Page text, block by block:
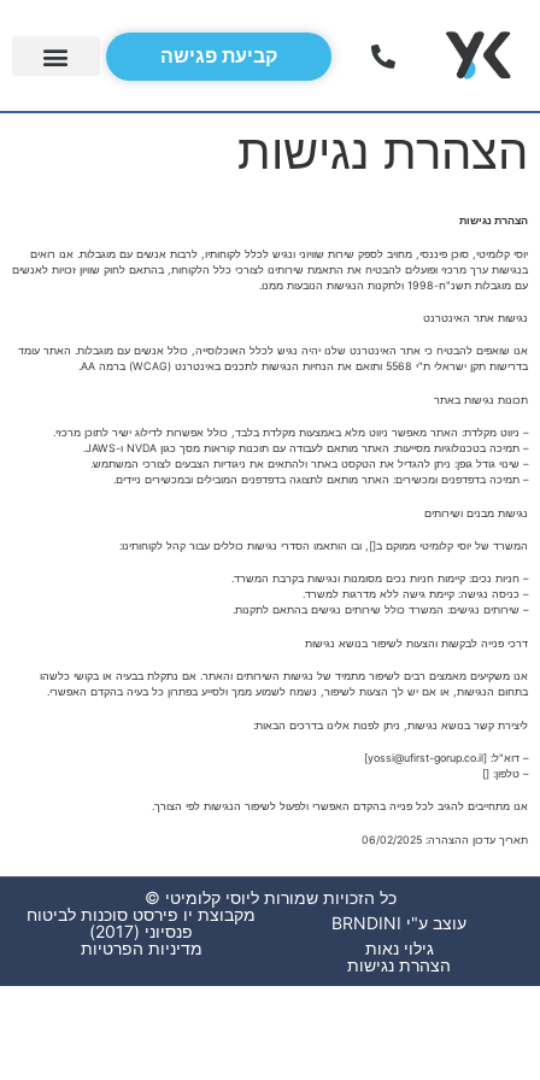
קביעת פגישה
הצהרת נגישות
הצהרת נגישות
יוסי קלומיטי, סוכן פיננסי, מחויב לספק שירות שוויוני ונגיש לכלל לקוחותיו, לרבות אנשים עם מוגבלות. אנו רואים
בנגישות ערך מרכזי ופועלים להבטיח את התאמת שירותינו לצורכי כלל הלקוחות, בהתאם לחוק שוויון זכויות לאנשים
עם מוגבלות תשנ"ח-1998 ולתקנות הנגישות הנובעות ממנו.
נגישות אתר האינטרנט
אנו שואפים להבטיח כי אתר האינטרנט שלנו יהיה נגיש לכלל האוכלוסייה, כולל אנשים עם מוגבלות. האתר עומד
בדרישות תקן ישראלי ת"י 5568 ותואם את הנחיות הנגישות לתכנים באינטרנט (WCAG) ברמה AA.
תכונות נגישות באתר
– ניווט מקלדת: האתר מאפשר ניווט מלא באמצעות מקלדת בלבד, כולל אפשרות לדילוג ישיר לתוכן מרכזי.
– תמיכה בטכנולוגיות מסייעות: האתר מותאם לעבודה עם תוכנות קוראות מסך כגון NVDA ו-JAWS.
– שינוי גודל גופן: ניתן להגדיל את הטקסט באתר ולהתאים את ניגודיות הצבעים לצורכי המשתמש.
– תמיכה בדפדפנים ומכשירים: האתר מותאם לתצוגה בדפדפנים המובילים ובמכשירים ניידים.
נגישות מבנים ושירותים
המשרד של יוסי קלומיטי ממוקם ב[], ובו הותאמו הסדרי נגישות כוללים עבור קהל לקוחותינו:
– חניות נכים: קיימות חניות נכים מסומנות ונגישות בקרבת המשרד.
– כניסה נגישה: קיימת גישה ללא מדרגות למשרד.
– שירותים נגישים: המשרד כולל שירותים נגישים בהתאם לתקנות.
דרכי פנייה לבקשות והצעות לשיפור בנושא נגישות
אנו משקיעים מאמצים רבים לשיפור מתמיד של נגישות השירותים והאתר. אם נתקלת בבעיה או בקושי כלשהו
בתחום הנגישות, או אם יש לך הצעות לשיפור, נשמח לשמוע ממך ולסייע בפתרון כל בעיה בהקדם האפשרי.
ליצירת קשר בנושא נגישות, ניתן לפנות אלינו בדרכים הבאות:
– דוא"ל: [yossi@ufirst-gorup.co.il]
– טלפון: []
אנו מתחייבים להגיב לכל פנייה בהקדם האפשרי ולפעול לשיפור הנגישות לפי הצורך.
תאריך עדכון ההצהרה: 06/02/2025
כל הזכויות שמורות ליוסי קלומיטי ©
עוצב ע"י BRNDINI
מקבוצת יו פירסט סוכנות לביטוח
פנסיוני (2017)
גילוי נאות
מדיניות הפרטיות
הצהרת נגישות